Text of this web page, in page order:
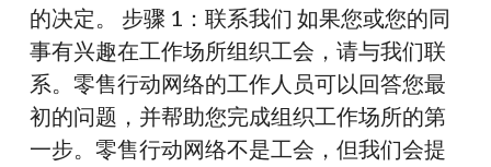
的决定。 步骤 1：联系我们 如果您或您的同
事有兴趣在工作场所组织工会，请与我们联
系。零售行动网络的工作人员可以回答您最
初的问题，并帮助您完成组织工作场所的第
一步。零售行动网络不是工会，但我们会提